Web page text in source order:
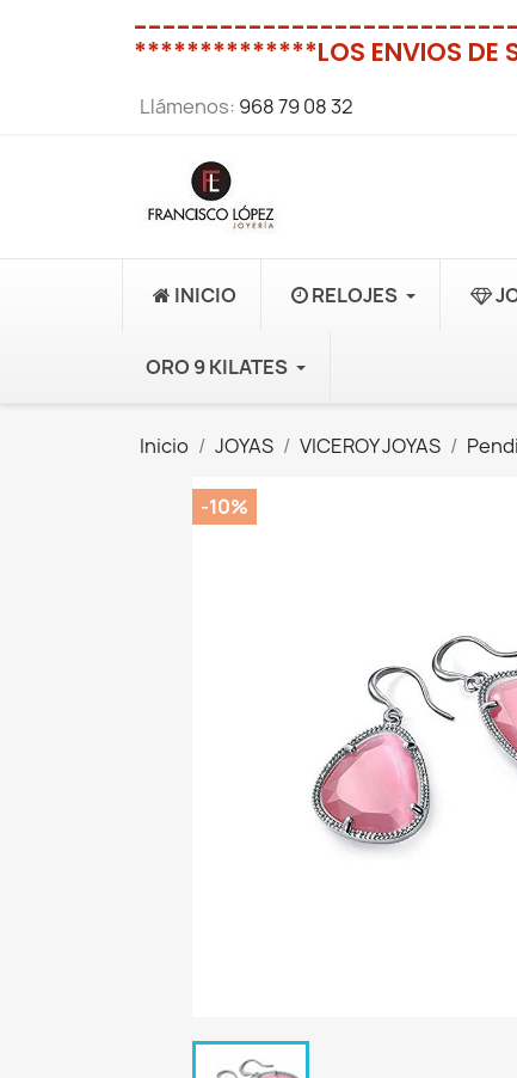
----------------------------
**************LOS ENVIOS DE
Llámenos: 968 79 08 32
INICIO RELOJES
ORO 9 KILATES
Inicio JOYAS VICEROY JOYAS
-10%